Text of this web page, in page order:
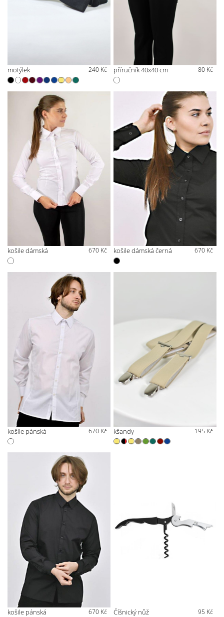
motýlek 240 Kč příručník 40x40 cm 80 Kč
košile dámská 670 Kč košile dámská černá 670 Kč
košile pánská 670 Kč kšandy 195 Kč
košile pánská 670 Kč Číšnický nůž 95 Kč